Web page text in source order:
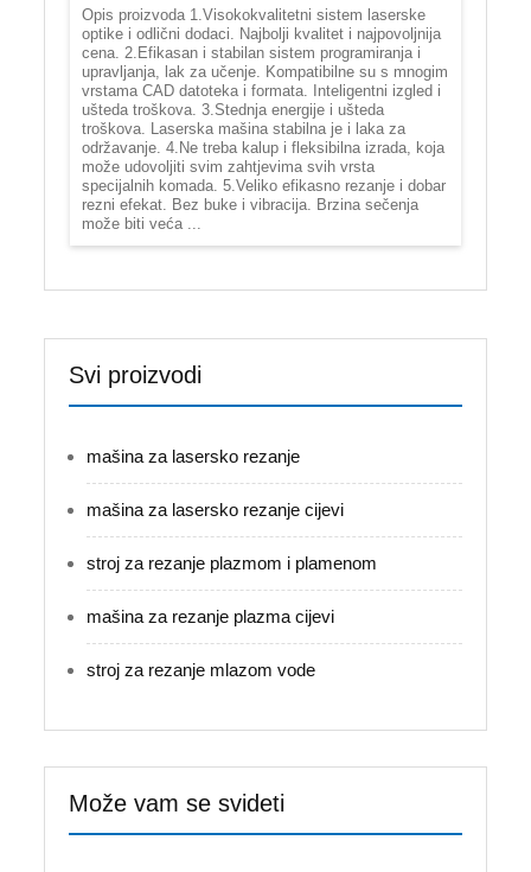
Opis proizvoda 1.Visokokvalitetni sistem laserske
optike i odlični dodaci. Najbolji kvalitet i najpovoljnija
cena. 2.Efikasan i stabilan sistem programiranja i
upravljanja, lak za učenje. Kompatibilne su s mnogim
vrstama CAD datoteka i formata. Inteligentni izgled i
ušteda troškova. 3.Stednja energije i ušteda
troškova. Laserska mašina stabilna je i laka za
održavanje. 4.Ne treba kalup i fleksibilna izrada, koja
može udovoljiti svim zahtjevima svih vrsta
specijalnih komada. 5.Veliko efikasno rezanje i dobar
rezni efekat. Bez buke i vibracija. Brzina sečenja
može biti veća ...
Svi proizvodi
mašina za lasersko rezanje
mašina za lasersko rezanje cijevi
stroj za rezanje plazmom i plamenom
mašina za rezanje plazma cijevi
stroj za rezanje mlazom vode
Može vam se svideti